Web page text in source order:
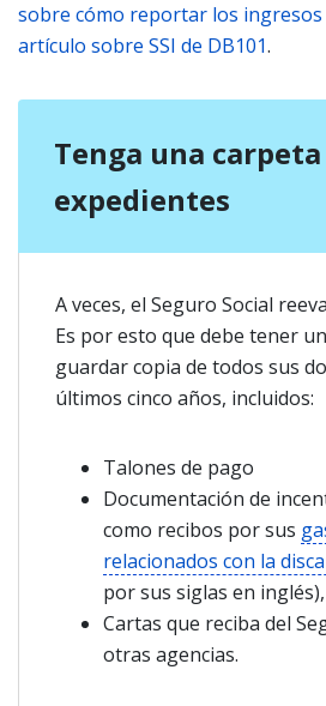
sobre cómo reportar los ingresos
artículo sobre SSI de DB101.
Tenga una
expedientes
A veces, el Seguro Social
Es por esto que debe tener
guardar copia de todos sus
últimos cinco años, incluidos:
Talones de pago
Documentación de
como recibos por sus
relacionados con la
por sus siglas en
Cartas que reciba del
otras agencias.